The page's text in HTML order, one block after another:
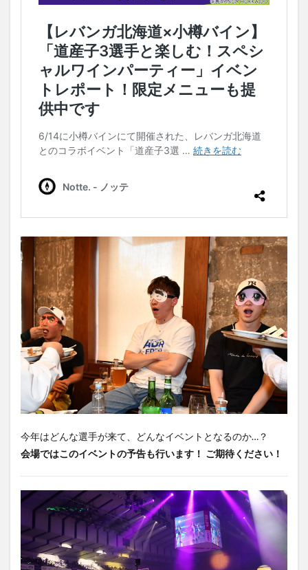
今年はどんな選手が来て、どんなイベントとなるのか…？
会場ではこのイベントの予告も行います！ ご期待ください！